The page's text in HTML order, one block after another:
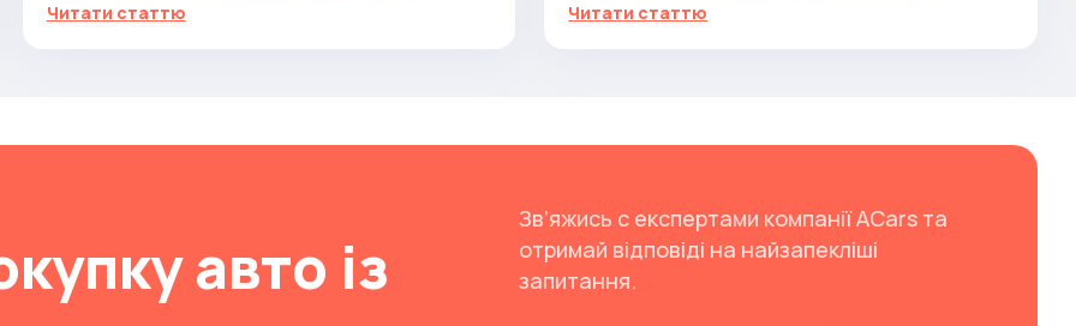
Читати статтю
Читати статтю
авто із
Зв’яжись с експертами компанії ACars та
отримай відповіді на найзапекліші
запитання.